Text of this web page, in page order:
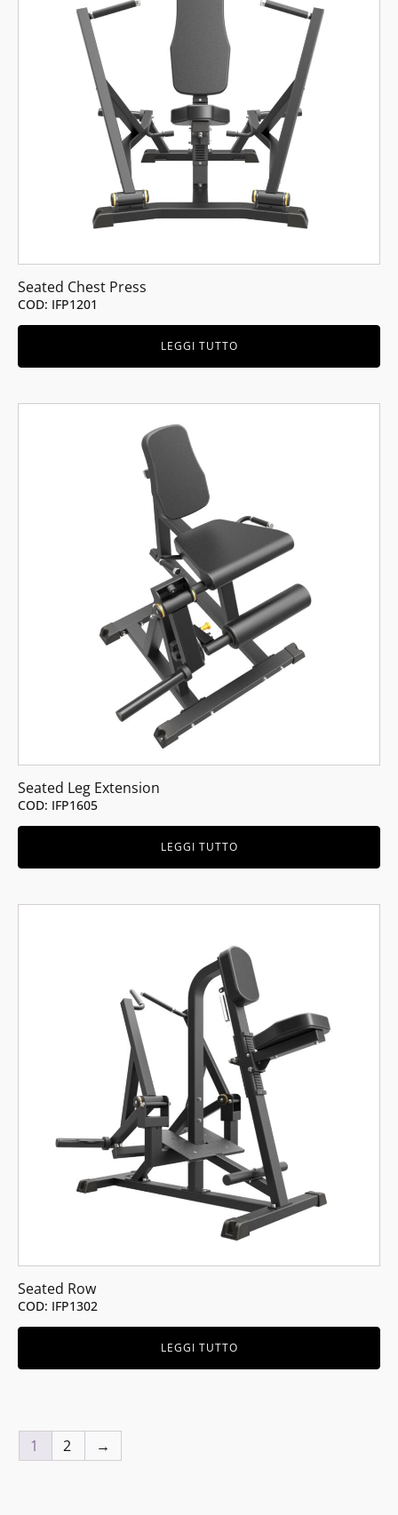
Seated Chest Press
COD: IFP1201
LEGGI TUTTO
Seated Leg Extension
COD: IFP1605
LEGGI TUTTO
Seated Row
COD: IFP1302
LEGGI TUTTO
1 2 →